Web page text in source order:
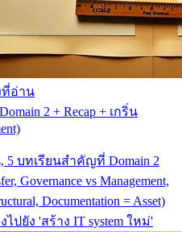
ที่อ่าน
2 + Recap + เกริ่น
5 บทเรียนสำคัญที่ Domain 2
Governance vs Management,
Documentation = Asset)
ไปยัง 'สร้าง IT system ใหม่'